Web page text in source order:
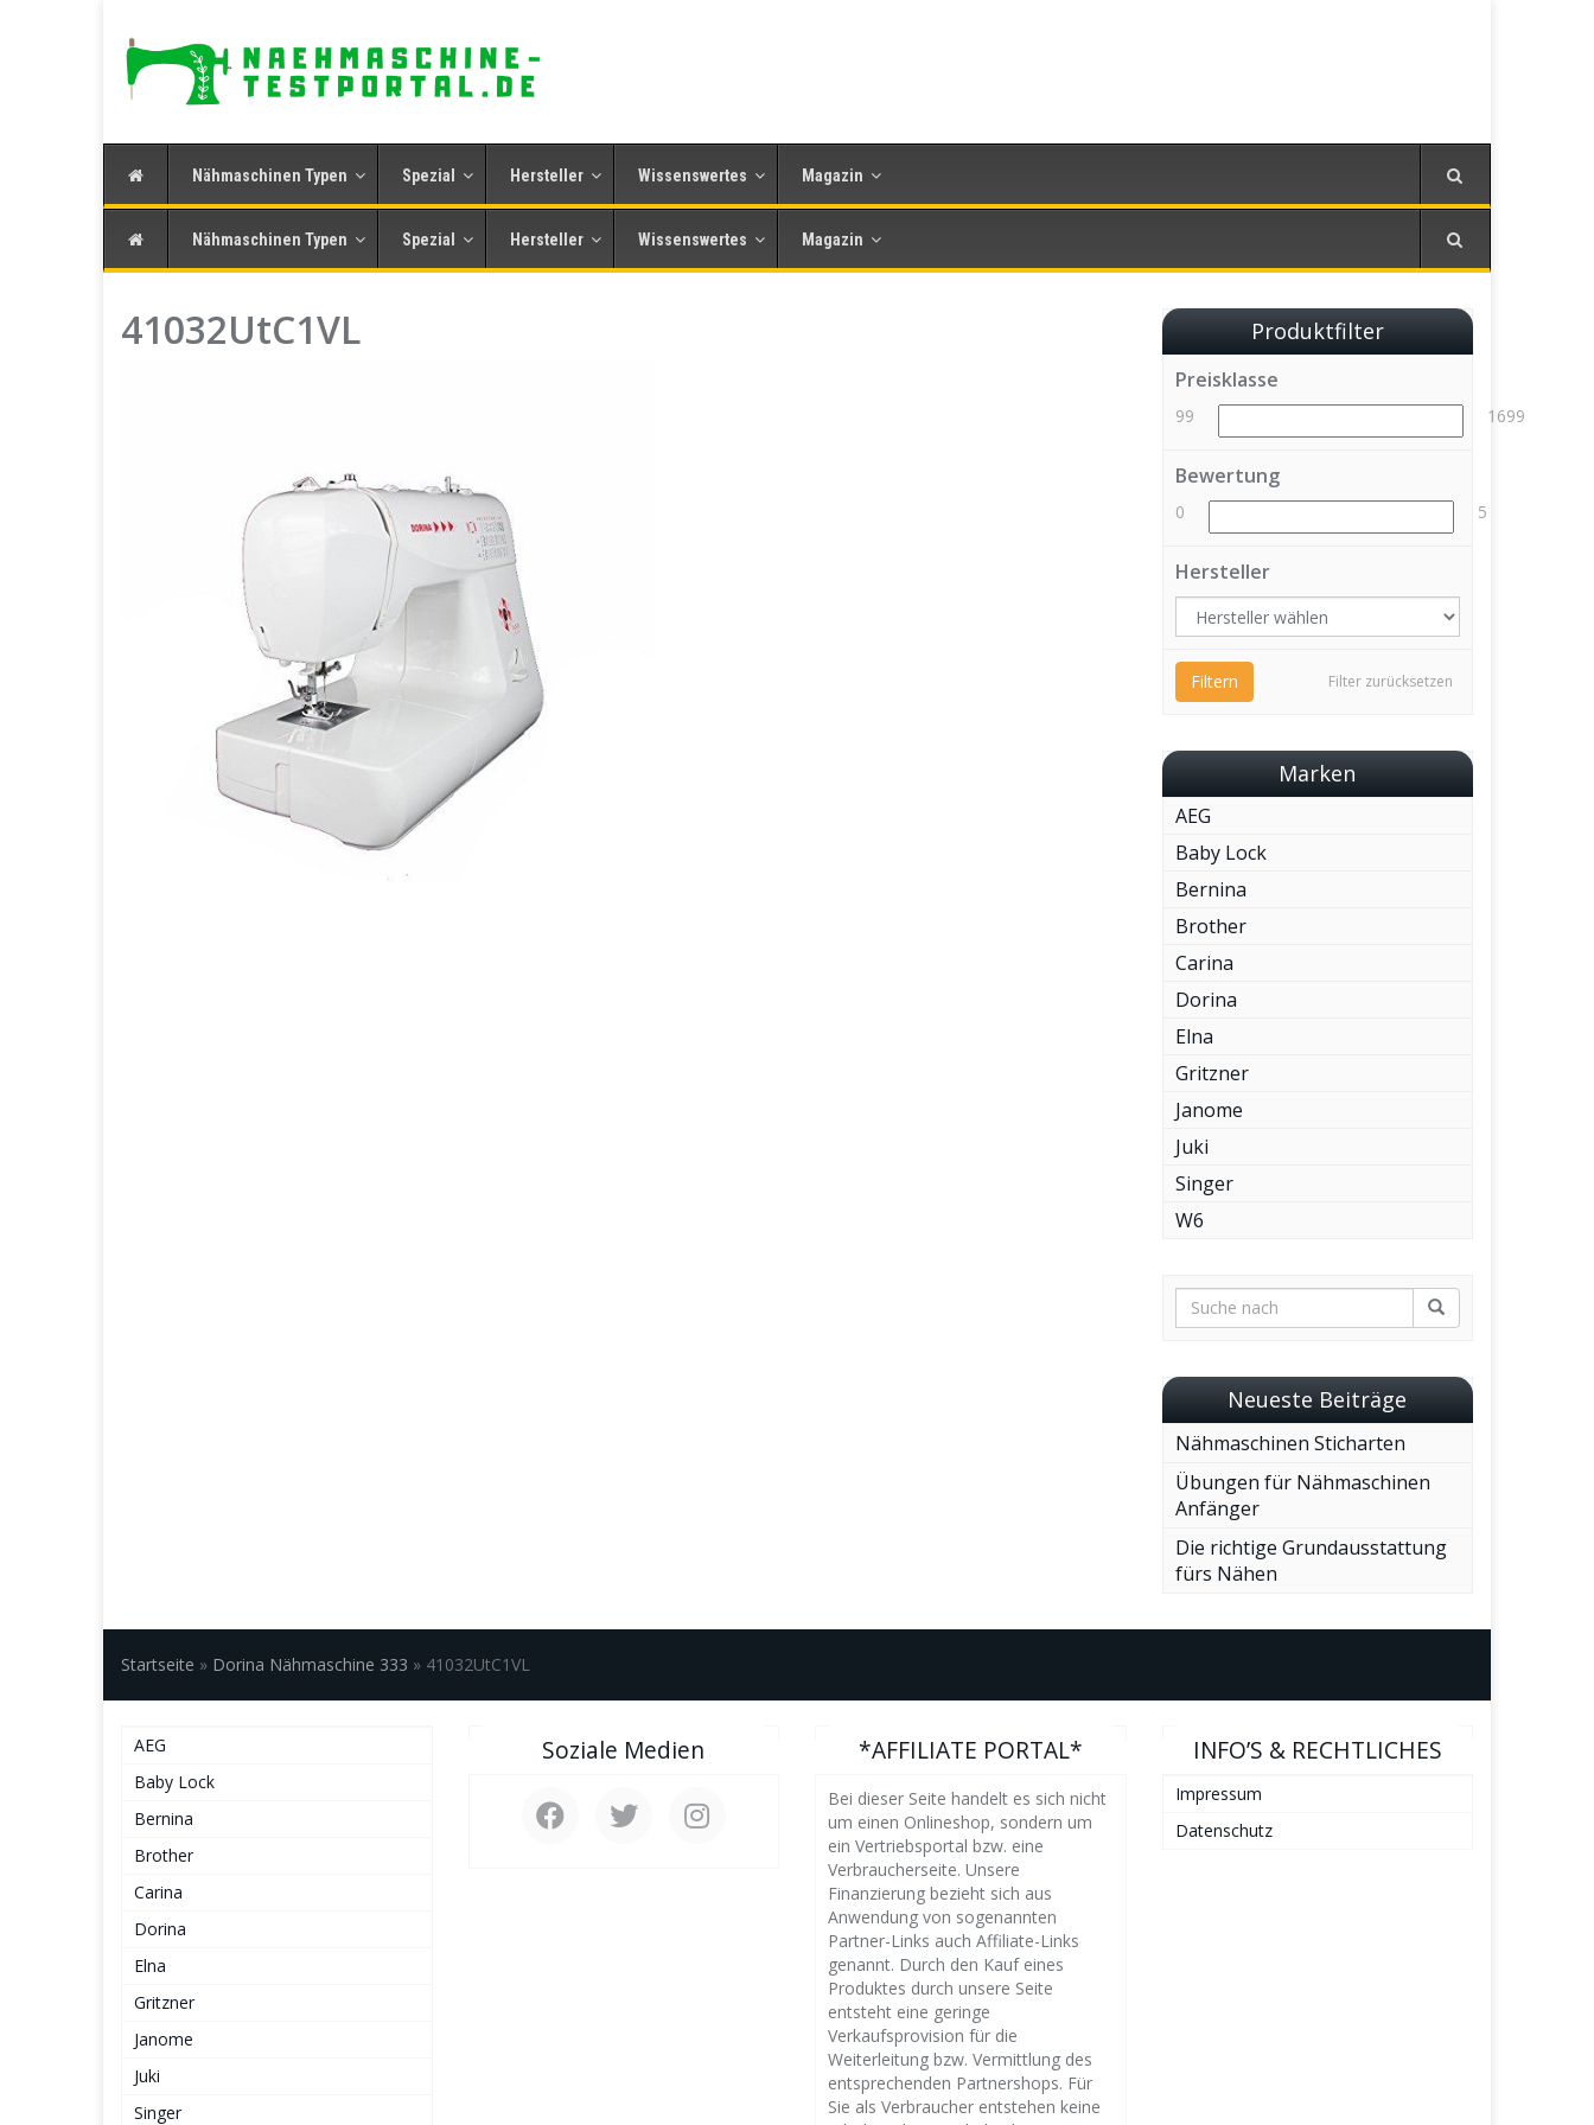
Nähmaschinen Typen Spezial Hersteller Wissenswertes Magazin
Nähmaschinen Typen Spezial Hersteller Wissenswertes Magazin
41032UtC1VL Produktfilter
Preisklasse
99 1699
Bewertung
0 5
Hersteller
Filter zurücksetzen
Filtern
Marken
AEG
Baby Lock
Bernina
Brother
Carina
Dorina
Elna
Gritzner
Janome
Juki
Singer
W6
Neueste Beiträge
Nähmaschinen Sticharten
Übungen für Nähmaschinen
Anfänger
Die richtige Grundausstattung
fürs Nähen
Startseite » Dorina Nähmaschine 333 » 41032UtC1VL
AEG
Baby Lock
Bernina
Brother
Carina
Dorina
Elna
Gritzner
Janome
Juki
Singer
Soziale Medien *AFFILIATE PORTAL*
Bei dieser Seite handelt es sich nicht
um einen Onlineshop, sondern um
ein Vertriebsportal bzw. eine
Verbraucherseite. Unsere
Finanzierung bezieht sich aus
Anwendung von sogenannten
Partner-Links auch Affiliate-Links
genannt. Durch den Kauf eines
Produktes durch unsere Seite
entsteht eine geringe
Verkaufsprovision für die
Weiterleitung bzw. Vermittlung des
entsprechenden Partnershops. Für
Sie als Verbraucher entstehen keine
INFO’S & RECHTLICHES
Impressum
Datenschutz